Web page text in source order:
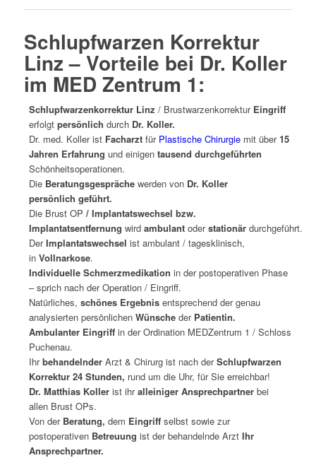
Schlupfwarzen Korrektur
Linz – Vorteile bei Dr. Koller
im MED Zentrum 1:
Schlupfwarzenkorrektur Linz / Brustwarzenkorrektur Eingriff
erfolgt persönlich durch Dr. Koller.
Dr. med. Koller ist Facharztfür Plastische Chirurgiemit über 15
Jahren Erfahrung und einigen tausend durchgeführten
Schönheitsoperationen.
Die Beratungsgesprächewerden von Dr. Koller
persönlich geführt.
Die Brust OP / Implantatswechsel bzw.
Implantatsentfernung wird ambulantoderstationärdurchgeführt.
DerImplantatswechsel ist ambulant / tagesklinisch,
in Vollnarkose.
Individuelle Schmerzmedikation in der postoperativen Phase
– sprich nach der Operation / Eingriff.
Natürliches, schönes Ergebnisentsprechend der genau
analysierten persönlichen Wünscheder Patientin.
Ambulanter Eingriffin der Ordination MEDZentrum 1 / Schloss
Puchenau.
IhrbehandelnderArzt & Chirurg ist nach derSchlupfwarzen
Korrektur 24 Stunden, rund um die Uhr, für Sie erreichbar!
Dr. Matthias Kollerist ihralleiniger Ansprechpartnerbei
allen Brust OPs.
Von der Beratung, dem Eingriffselbst sowie zur
postoperativen Betreuung ist der behandelnde Arzt Ihr
Ansprechpartner.